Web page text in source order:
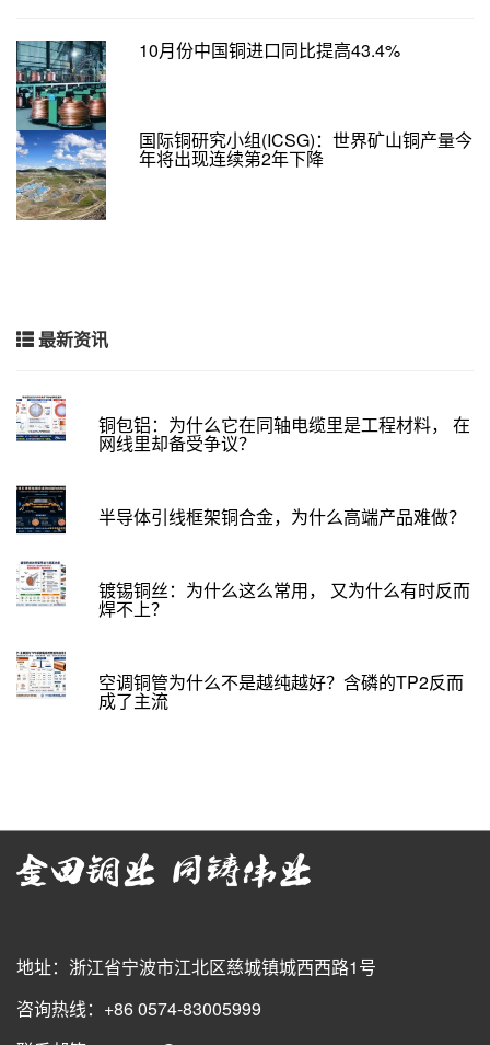
10月份中国铜进口同比提高43.4%
国际铜研究小组(ICSG)：世界矿山铜产量今
年将出现连续第2年下降
最新资讯
铜包铝：为什么它在同轴电缆里是工程材料， 在
网线里却备受争议？
半导体引线框架铜合金，为什么高端产品难做？
镀锡铜丝：为什么这么常用， 又为什么有时反而
焊不上？
空调铜管为什么不是越纯越好？含磷的TP2反而
成了主流
地址：浙江省宁波市江北区慈城镇城西西路1号
咨询热线：+86 0574-83005999